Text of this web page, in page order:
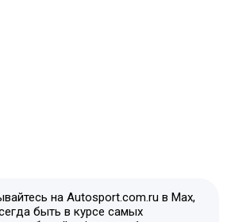
на Autosport.com.ru в Max,
быть в курсе самых